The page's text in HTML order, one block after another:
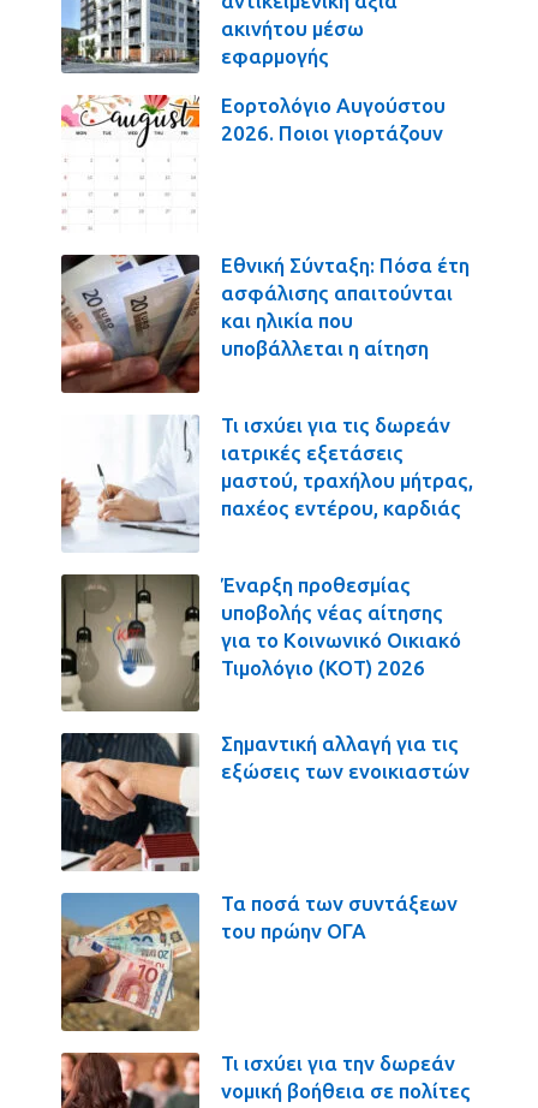
ακινήτου μέσω
εφαρμογής
Εορτολόγιο Αυγούστου
2026. Ποιοι γιορτάζουν
Εθνική Σύνταξη: Πόσα έτη
ασφάλισης απαιτούνται
και ηλικία που
υποβάλλεται η αίτηση
Τι ισχύει για τις δωρεάν
ιατρικές εξετάσεις
μαστού, τραχήλου μήτρας,
παχέος εντέρου, καρδιάς
Έναρξη προθεσμίας
υποβολής νέας αίτησης
για το Κοινωνικό Οικιακό
Τιμολόγιο (ΚΟΤ) 2026
Σημαντική αλλαγή για τις
εξώσεις των ενοικιαστών
Τα ποσά των συντάξεων
του πρώην ΟΓΑ
Τι ισχύει για την δωρεάν
νομική βοήθεια σε πολίτες